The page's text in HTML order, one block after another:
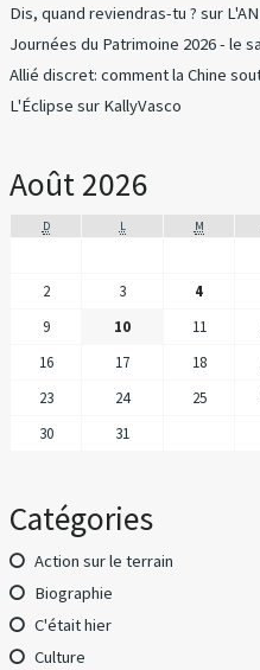
Dis, quand reviendras-tu ? sur
Journées du Patrimoine 2026 - le
Allié discret: comment la Chine
L'Éclipse sur KallyVasco
Août 2026
D L M
2
3 4
9
10 11
16
17 18
23
24 25
30
31
Catégories
Action sur le terrain
Biographie
C'était hier
Culture